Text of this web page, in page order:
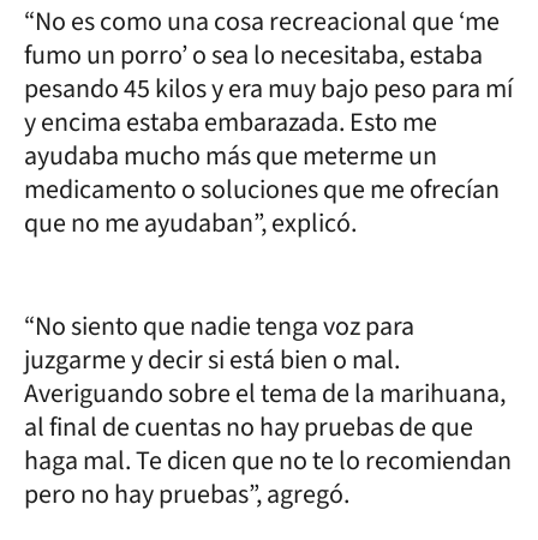
“No es como una cosa recreacional que ‘me
fumo un porro’ o sea lo necesitaba, estaba
pesando 45 kilos y era muy bajo peso para mí
y encima estaba embarazada. Esto me
ayudaba mucho más que meterme un
medicamento o soluciones que me ofrecían
que no me ayudaban”, explicó.
“No siento que nadie tenga voz para
juzgarme y decir si está bien o mal.
Averiguando sobre el tema de la marihuana,
al final de cuentas no hay pruebas de que
haga mal. Te dicen que no te lo recomiendan
pero no hay pruebas”, agregó.